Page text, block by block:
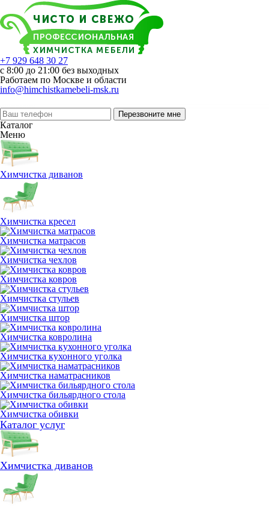
+7 929 648 30 27
с 8:00 до 21:00 без выходных
Работаем по Москве и области
info@himchistkamebeli-msk.ru
Перезвоните мне
Каталог
Меню
Химчистка диванов
Химчистка кресел
Химчистка матрасов
Химчистка чехлов
Химчистка ковров
Химчистка стульев
Химчистка штор
Химчистка ковролина
Химчистка кухонного уголка
Химчистка наматрасников
Химчистка бильярдного стола
Химчистка обивки
Каталог услуг
Химчистка диванов